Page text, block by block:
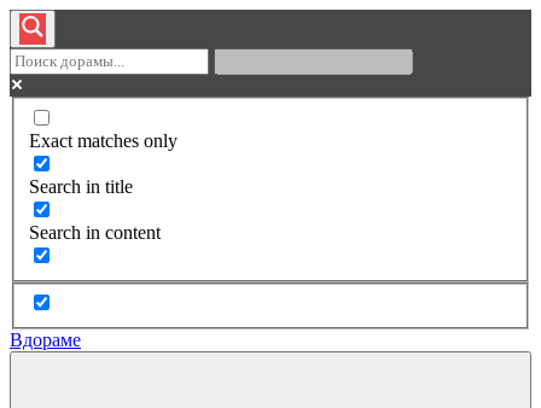
Exact matches only
Search in title
Search in content
Вдораме